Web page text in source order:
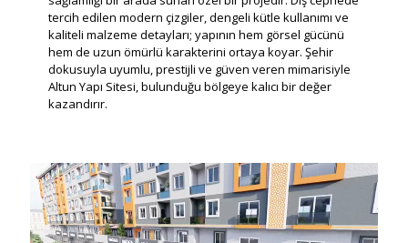
tercih edilen modern çizgiler, dengeli kütle kullanımı ve
kaliteli malzeme detayları; yapının hem görsel gücünü
hem de uzun ömürlü karakterini ortaya koyar. Şehir
dokusuyla uyumlu, prestijli ve güven veren mimarisiyle
Altun Yapı Sitesi, bulunduğu bölgeye kalıcı bir değer
kazandırır.